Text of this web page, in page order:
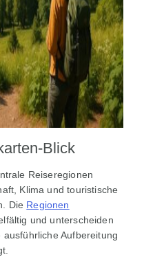
Reiseregionen
Klima und touristische
Die Regionen
und unterscheiden
Aufbereitung